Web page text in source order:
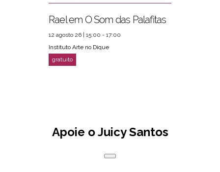
Rael em O Som das Palafitas
12 agosto 26 | 15:00 - 17:00
Instituto Arte no Dique
Apoie o Juicy Santos